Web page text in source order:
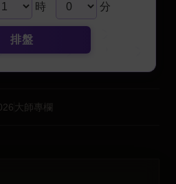
時 分
排盤
大師專欄